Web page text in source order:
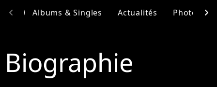
Albums & Singles Actualités Photos
chevron_left chevron_right
Biographie